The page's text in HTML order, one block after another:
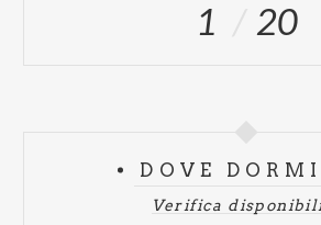
1 20
DOVE
Verifica